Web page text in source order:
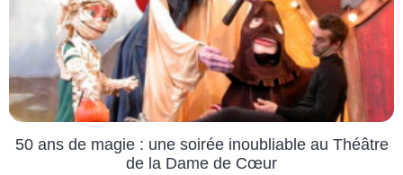
50 ans de magie : une soirée inoubliable au Théâtre
de la Dame de Cœur